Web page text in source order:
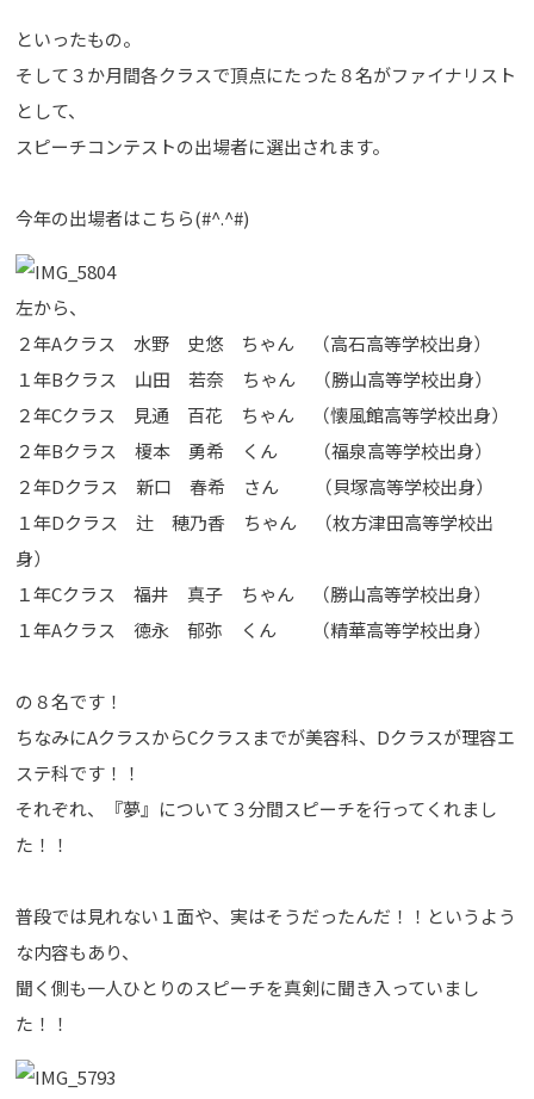
といったもの。
そして３か月間各クラスで頂点にたった８名がファイナリスト
として、
スピーチコンテストの出場者に選出されます。
今年の出場者はこちら(#^.^#)
左から、
２年Aクラス 水野 史悠 ちゃん （高石高等学校出身）
１年Bクラス 山田 若奈 ちゃん （勝山高等学校出身）
２年Cクラス 見通 百花 ちゃん （懐風館高等学校出身）
２年Bクラス 榎本 勇希 くん （福泉高等学校出身）
２年Dクラス 新口 春希 さん （貝塚高等学校出身）
１年Dクラス 辻 穂乃香 ちゃん （枚方津田高等学校出
身）
１年Cクラス 福井 真子 ちゃん （勝山高等学校出身）
１年Aクラス 徳永 郁弥 くん （精華高等学校出身）
の８名です！
ちなみにAクラスからCクラスまでが美容科、Dクラスが理容エ
ステ科です！！
それぞれ、『夢』について３分間スピーチを行ってくれまし
た！！
普段では見れない１面や、実はそうだったんだ！！というよう
な内容もあり、
聞く側も一人ひとりのスピーチを真剣に聞き入っていまし
た！！